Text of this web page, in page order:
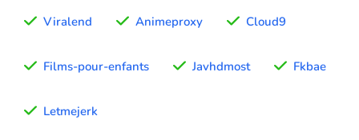
Viralend Animeproxy Cloud9
Films-pour-enfants Javhdmost Fkbae
Letmejerk